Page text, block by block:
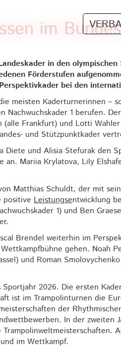
im
in den
Förderstufen
bei den
meisten Kaderturnerinnen –
Nachwuchskader 1 berufen.
Frankfurt) und Lotti
und Stützpunktkader
Diete und Alisia Stefurak den
Mariia Krylatova, Lily
Matthias Schuldt, der mit
positive Leistungsentwicklung
1) und Ben
Brendel weiterhin im
gehen. Noah
und Roman
2026. Die ersten
ist im Trampolinturnen die
der
In der zweiten
im Wettkampf.